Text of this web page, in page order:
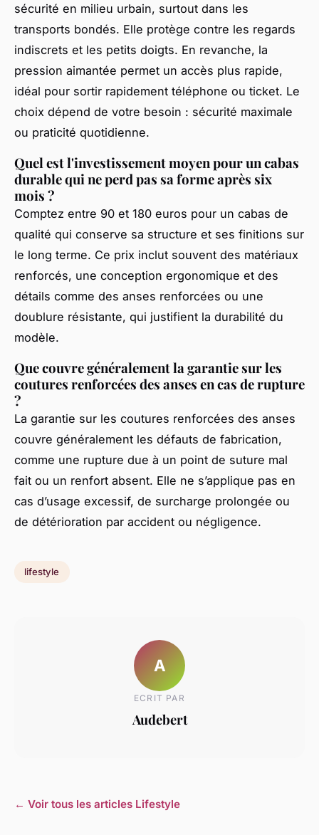
sécurité en milieu urbain, surtout dans les
transports bondés. Elle protège contre les regards
indiscrets et les petits doigts. En revanche, la
pression aimantée permet un accès plus rapide,
idéal pour sortir rapidement téléphone ou ticket. Le
choix dépend de votre besoin : sécurité maximale
ou praticité quotidienne.
Quel est l'investissement moyen pour un cabas
durable qui ne perd pas sa forme après six
mois ?
Comptez entre 90 et 180 euros pour un cabas de
qualité qui conserve sa structure et ses finitions sur
le long terme. Ce prix inclut souvent des matériaux
renforcés, une conception ergonomique et des
détails comme des anses renforcées ou une
doublure résistante, qui justifient la durabilité du
modèle.
Que couvre généralement la garantie sur les
coutures renforcées des anses en cas de rupture
?
La garantie sur les coutures renforcées des anses
couvre généralement les défauts de fabrication,
comme une rupture due à un point de suture mal
fait ou un renfort absent. Elle ne s’applique pas en
cas d’usage excessif, de surcharge prolongée ou
de détérioration par accident ou négligence.
lifestyle
A
ECRIT PAR
Audebert
← Voir tous les articles Lifestyle